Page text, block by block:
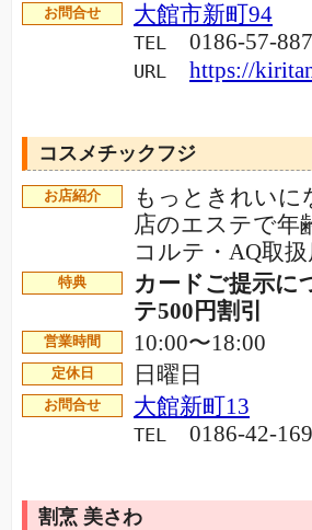
お問合せ 大館市新町94
TEL 0186-57-
URL https://
コスメチックフジ
お店紹介
もっときれいに
店のエステで年
コルテ・AQ取扱
特典
カードご提示に
テ500円割引
営業時間 10:00〜18:00
定休日 日曜日
お問合せ 大館新町13
TEL 0186-42-
割烹 美さわ